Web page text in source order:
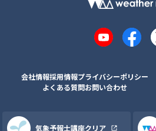
YouTube
会社情報採用情報プライバシーポリシー
よくある質問お問い合わせ
気象予報士講座クリア